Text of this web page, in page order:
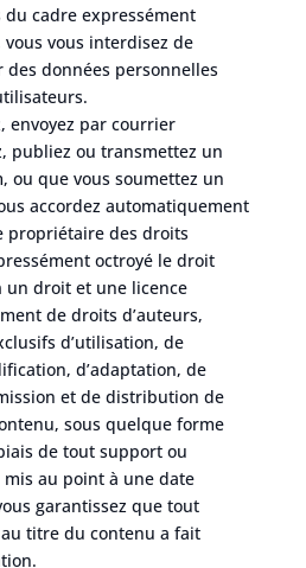
cadre expressément
vous vous interdisez de
données personnelles
envoyez par courrier
publiez ou transmettez un
ou que vous soumettez un
accordez automatiquement
propriétaire des droits
octroyé le droit
un droit et une licence
de droits d’auteurs,
d’utilisation, de
d’adaptation, de
et de distribution de
sous quelque forme
de tout support ou
au point à une date
garantissez que tout
titre du contenu a fait